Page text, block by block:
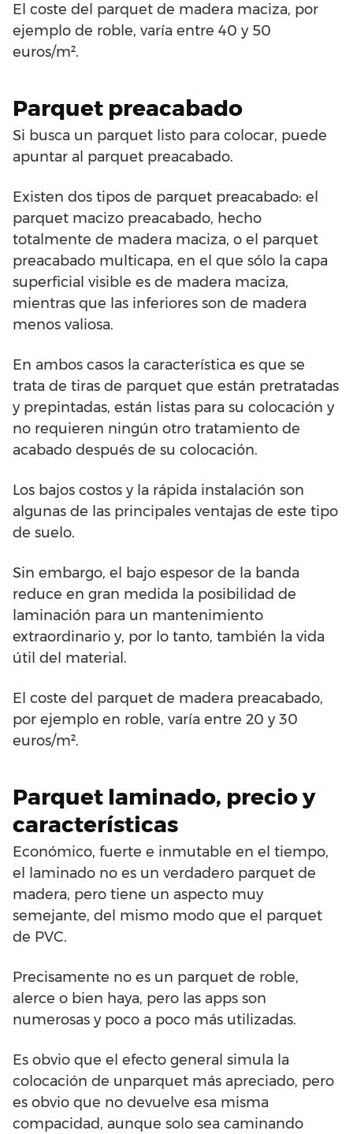
El coste del parquet de madera maciza, por
ejemplo de roble, varía entre 40 y 50
euros/m².
Parquet preacabado
Si busca un parquet listo para colocar, puede
apuntar al parquet preacabado.
Existen dos tipos de parquet preacabado: el
parquet macizo preacabado, hecho
totalmente de madera maciza, o el parquet
preacabado multicapa, en el que sólo la capa
superficial visible es de madera maciza,
mientras que las inferiores son de madera
menos valiosa.
En ambos casos la característica es que se
trata de tiras de parquet que están pretratadas
y prepintadas, están listas para su colocación y
no requieren ningún otro tratamiento de
acabado después de su colocación.
Los bajos costos y la rápida instalación son
algunas de las principales ventajas de este tipo
de suelo.
Sin embargo, el bajo espesor de la banda
reduce en gran medida la posibilidad de
laminación para un mantenimiento
extraordinario y, por lo tanto, también la vida
útil del material.
El coste del parquet de madera preacabado,
por ejemplo en roble, varía entre 20 y 30
euros/m².
Parquet laminado, precio y
características
Económico, fuerte e inmutable en el tiempo,
el laminado no es un verdadero parquet de
madera, pero tiene un aspecto muy
semejante, del mismo modo que el parquet
de PVC.
Precisamente no es un parquet de roble,
alerce o bien haya, pero las apps son
numerosas y poco a poco más utilizadas.
Es obvio que el efecto general simula la
colocación de unparquet más apreciado, pero
es obvio que no devuelve esa misma
compacidad, aunque solo sea caminando